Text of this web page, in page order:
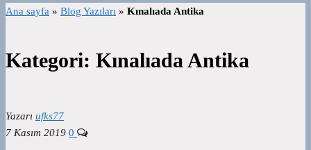
Ana sayfa » Blog Yazıları » Kınalıada Antika
Kategori: Kınalıada Antika
Yazarı ufks77
7 Kasım 2019 0